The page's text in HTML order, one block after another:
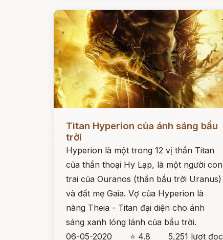
Titan Hyperion của ánh sáng bầu
trời
Hyperion là một trong 12 vị thần Titan
của thần thoại Hy Lạp, là một người con
trai của Ouranos (thần bầu trời Uranus)
và đất mẹ Gaia. Vợ của Hyperion là
nàng Theia - Titan đại diện cho ánh
sáng xanh lóng lánh của bầu trời.
06-05-2020
⭐ 4.8 5,251 lượt đọc